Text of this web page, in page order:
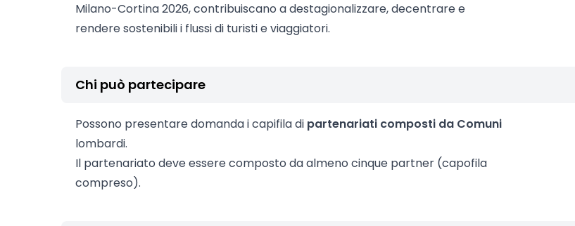
Milano-Cortina 2026, contribuiscano a destagionalizzare, decentrare e
rendere sostenibili i flussi di turisti e viaggiatori.
Chi può partecipare
Possono presentare domanda i capifila di partenariati composti da Comuni
lombardi.
Il partenariato deve essere composto da almeno cinque partner (capofila
compreso).